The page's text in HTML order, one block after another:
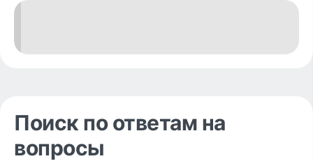
Поиск по ответам на
вопросы